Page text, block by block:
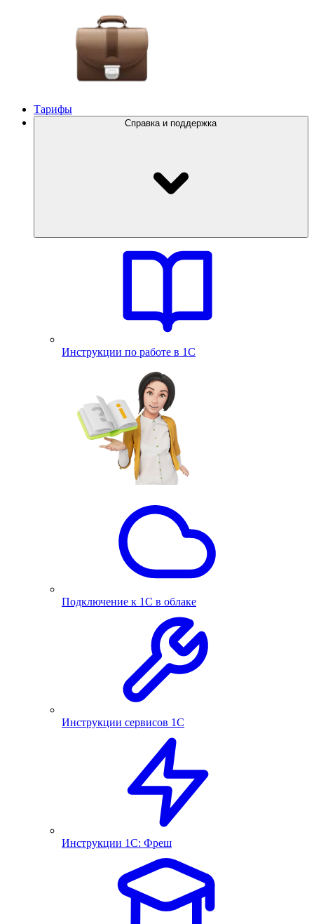
Тарифы
Справка и поддержка
Инструкции по работе в 1С
Подключение к 1С в облаке
Инструкции сервисов 1С
Инструкции 1С: Фреш